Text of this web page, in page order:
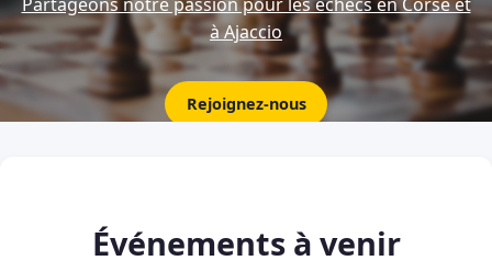
à Ajaccio
Rejoignez-nous
Événements à venir